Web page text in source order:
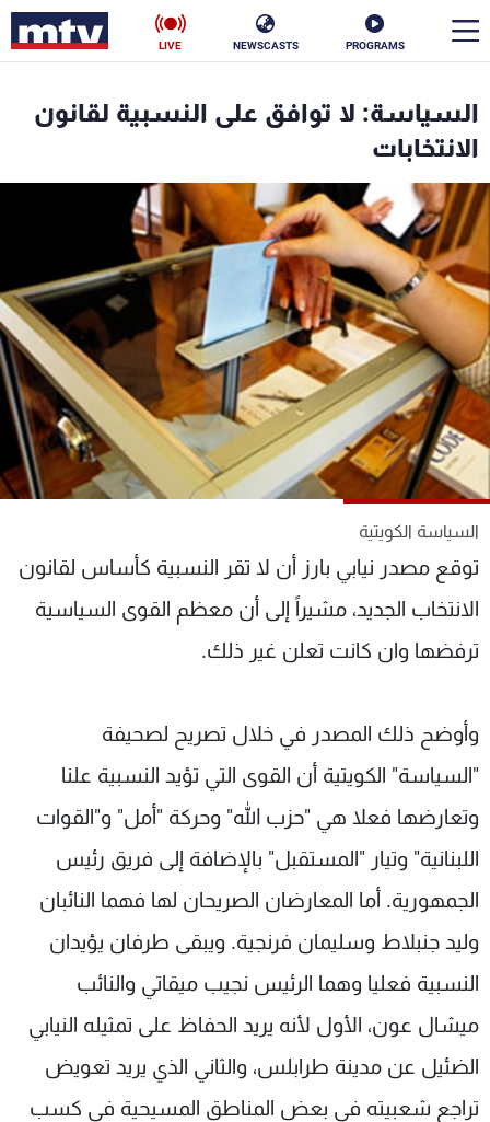
PROGRAMS
NEWSCASTS
LIVE
السياسة: لا توافق على النسبية لقانون
الانتخابات
السياسة الكويتية
توقع مصدر نيابي بارز أن لا تقر النسبية كأساس لقانون
الانتخاب الجديد، مشيراً إلى أن معظم القوى السياسية
ترفضها وان كانت تعلن غير ذلك.
وأوضح ذلك المصدر في خلال تصريح لصحيفة
"السياسة" الكويتية أن القوى التي تؤيد النسبية علنا
وتعارضها فعلا هي "حزب الله" وحركة "أمل" و"القوات
اللبنانية" وتيار "المستقبل" بالإضافة إلى فريق رئيس
الجمهورية. أما المعارضان الصريحان لها فهما النائبان
وليد جنبلاط وسليمان فرنجية. ويبقى طرفان يؤيدان
النسبية فعليا وهما الرئيس نجيب ميقاتي والنائب
ميشال عون، الأول لأنه يريد الحفاظ على تمثيله النيابي
الضئيل عن مدينة طرابلس، والثاني الذي يريد تعويض
تراجع شعبيته في بعض المناطق المسيحية في كسب
الأخبار
سياسة ناس
إقتصاد فن
منوعات رياضة
كأس العالم
البرامج
جدول البرامج
الترددات
عن MTV
لاعلاناتكم
وظائف
شروط الإسـتخدام